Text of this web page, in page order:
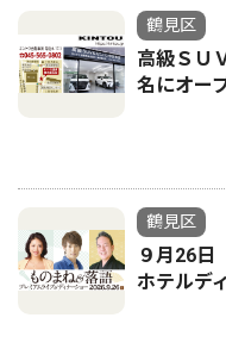
鶴見区
高級ＳＵ
名にオー
鶴見区
９月26
ホテルデ